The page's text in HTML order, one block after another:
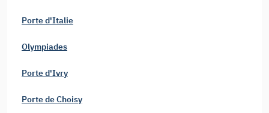
Porte d'Italie
Olympiades
Porte d'Ivry
Porte de Choisy